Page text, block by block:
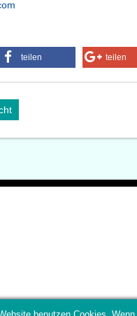
teilen teilen